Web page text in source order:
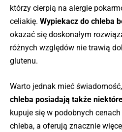
którzy cierpią na alergie
celiakię. Wypiekacz do chleba
okazać się doskonałym
różnych względów nie trawią
glutenu.
Warto jednak mieć
chleba posiadają także
kupuje się w podobnych
chleba, a oferują znacznie